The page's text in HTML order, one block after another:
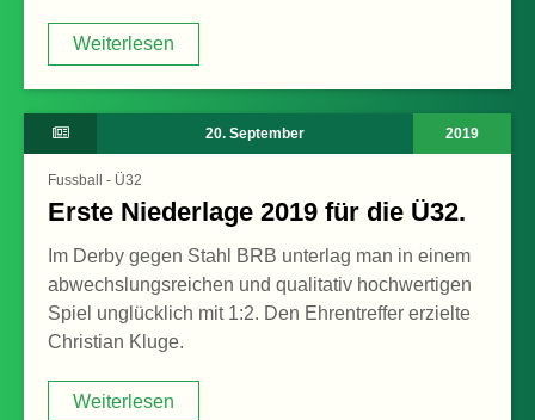
Weiterlesen
20. September 2019
Fussball - Ü32
Erste Niederlage 2019 für die Ü32.
Im Derby gegen Stahl BRB unterlag man in einem
abwechslungsreichen und qualitativ hochwertigen
Spiel unglücklich mit 1:2. Den Ehrentreffer erzielte
Christian Kluge.
Weiterlesen